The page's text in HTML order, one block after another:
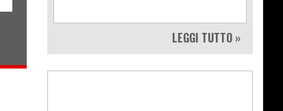
LEGGI TUTTO »